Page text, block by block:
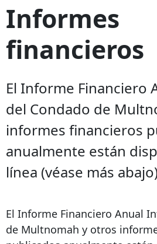
Informes
financieros
El Informe Financiero
del Condado de
informes financieros
anualmente están
línea (véase más
El Informe Financiero Anual
de Multnomah y otros